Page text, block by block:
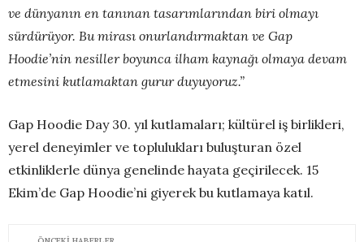
ve dünyanın en tanınan tasarımlarından biri olmayı
sürdürüyor. Bu mirası onurlandırmaktan ve Gap
Hoodie’nin nesiller boyunca ilham kaynağı olmaya devam
etmesini kutlamaktan gurur duyuyoruz.”
Gap Hoodie Day 30. yıl kutlamaları; kültürel iş birlikleri,
yerel deneyimler ve toplulukları buluşturan özel
etkinliklerle dünya genelinde hayata geçirilecek. 15
Ekim’de Gap Hoodie’ni giyerek bu kutlamaya katıl.